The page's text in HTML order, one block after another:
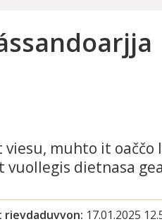
muhto it oaččo
vuollegis dietnasa
rievdaduvvon 17.01.2025